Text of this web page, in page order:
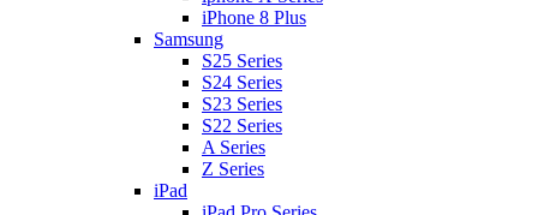
iPhone 8 Plus
Samsung
S25 Series
S24 Series
S23 Series
S22 Series
A Series
Z Series
iPad